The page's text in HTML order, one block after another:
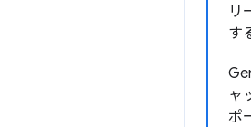
リ
す
ャ
ポ